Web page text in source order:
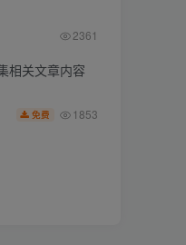
2361
相关文章内容
免费 1853